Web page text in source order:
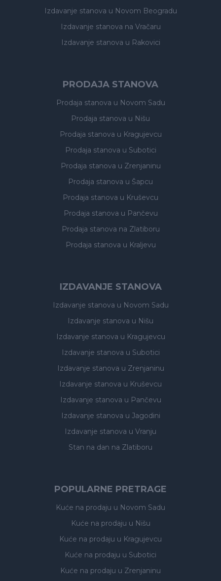
Izdavanje stanova u Novom Beogradu
Izdavanje stanova na Vračaru
Izdavanje stanova u Rakovici
PRODAJA STANOVA
Prodaja stanova u Novom Sadu
Prodaja stanova u Nišu
Prodaja stanova u Kragujevcu
Prodaja stanova u Subotici
Prodaja stanova u Zrenjaninu
Prodaja stanova u Šapcu
Prodaja stanova u Kruševcu
Prodaja stanova u Pančevu
Prodaja stanova na Zlatiboru
Prodaja stanova u Kraljevu
IZDAVANJE STANOVA
Izdavanje stanova u Novom Sadu
Izdavanje stanova u Nišu
Izdavanje stanova u Kragujevcu
Izdavanje stanova u Subotici
Izdavanje stanova u Zrenjaninu
Izdavanje stanova u Kruševcu
Izdavanje stanova u Pančevu
Izdavanje stanova u Jagodini
Izdavanje stanova u Vranju
Stan na dan na Zlatiboru
POPULARNE PRETRAGE
Kuće na prodaju u Novom Sadu
Kuće na prodaju u Nišu
Kuće na prodaju u Kragujevcu
Kuće na prodaju u Subotici
Kuće na prodaju u Zrenjaninu